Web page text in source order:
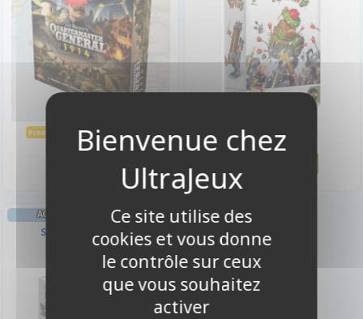
Promo -10% 54,50 €
Disponible Disponible
ACTION/COMBAT STRATÉGIE
Schotten Totten
Ce site utilise des
cookies et vous donne
le contrôle sur ceux
que vous souhaitez
activer